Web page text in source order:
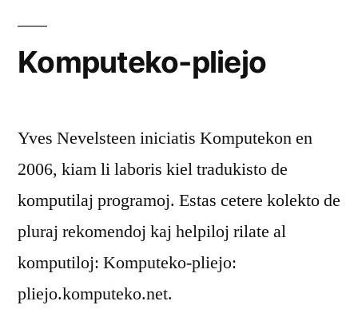
Komputeko-pliejo
Yves Nevelsteen iniciatis Komputekon en
2006, kiam li laboris kiel tradukisto de
komputilaj programoj. Estas cetere kolekto de
pluraj rekomendoj kaj helpiloj rilate al
komputiloj: Komputeko-pliejo:
pliejo.komputeko.net.